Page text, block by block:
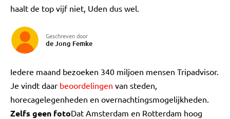
haalt de top vijf niet, Uden dus wel.
Geschreven door
de Jong Femke
Iedere maand bezoeken 340 miljoen mensen Tripadvisor.
Je vindt daar beoordelingen van steden,
horecagelegenheden en overnachtingsmogelijkheden.
Zelfs geen fotoDat Amsterdam en Rotterdam hoog